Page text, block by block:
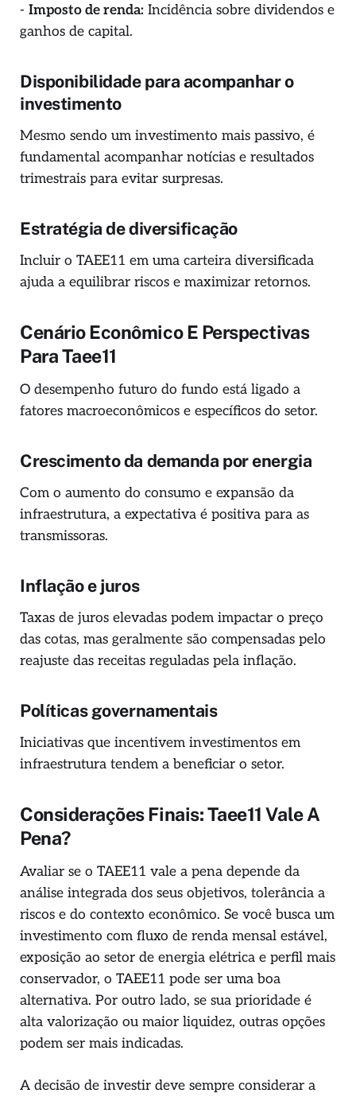
- Imposto de renda: Incidência sobre dividendos e
ganhos de capital.
Disponibilidade para acompanhar o
investimento
Mesmo sendo um investimento mais passivo, é
fundamental acompanhar notícias e resultados
trimestrais para evitar surpresas.
Estratégia de diversificação
Incluir o TAEE11 em uma carteira diversificada
ajuda a equilibrar riscos e maximizar retornos.
Cenário Econômico E Perspectivas
Para Taee11
O desempenho futuro do fundo está ligado a
fatores macroeconômicos e específicos do setor.
Crescimento da demanda por energia
Com o aumento do consumo e expansão da
infraestrutura, a expectativa é positiva para as
transmissoras.
Inflação e juros
Taxas de juros elevadas podem impactar o preço
das cotas, mas geralmente são compensadas pelo
reajuste das receitas reguladas pela inflação.
Políticas governamentais
Iniciativas que incentivem investimentos em
infraestrutura tendem a beneficiar o setor.
Considerações Finais: Taee11 Vale A
Pena?
Avaliar se o TAEE11 vale a pena depende da
análise integrada dos seus objetivos, tolerância a
riscos e do contexto econômico. Se você busca um
investimento com fluxo de renda mensal estável,
exposição ao setor de energia elétrica e perfil mais
conservador, o TAEE11 pode ser uma boa
alternativa. Por outro lado, se sua prioridade é
alta valorização ou maior liquidez, outras opções
podem ser mais indicadas.
A decisão de investir deve sempre considerar a